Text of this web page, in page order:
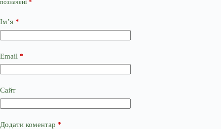
позначені *
Ім’я *
Email *
Сайт
Додати коментар *